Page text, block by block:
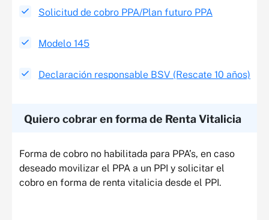
Solicitud de cobro PPA/Plan futuro PPA​
Modelo 145
Declaración responsable BSV (Rescate 10 años)
Quiero cobrar en forma de Renta Vitalicia​
Forma de cobro no habilitada para PPA’s, en caso
deseado movilizar el PPA a un PPI y solicitar el
cobro en forma de renta vitalicia desde el PPI​.